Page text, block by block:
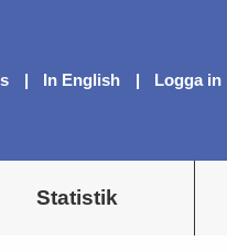
In English Logga in
Statistik